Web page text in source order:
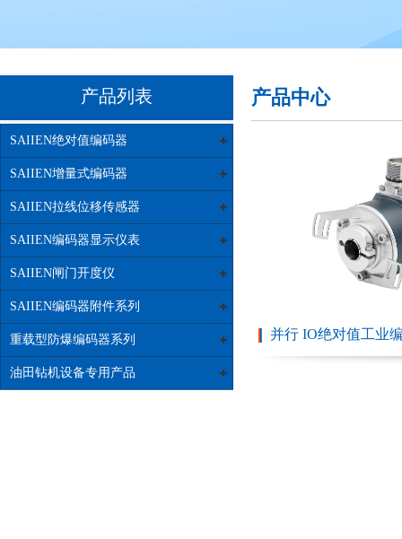
产品列表
SAIIEN绝对值编码器
SAIIEN增量式编码器
SAIIEN拉线位移传感器
SAIIEN编码器显示仪表
SAIIEN闸门开度仪
SAIIEN编码器附件系列
重载型防爆编码器系列
油田钻机设备专用产品
产品中心
并行 IO绝对值工业